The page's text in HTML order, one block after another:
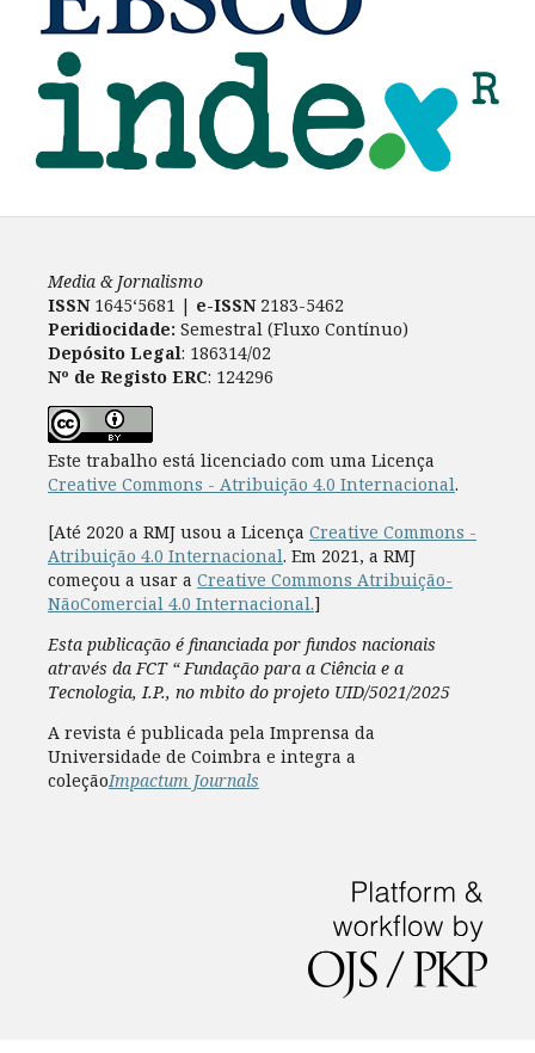
Media & Jornalismo
ISSN 1645‘5681 | e-ISSN2183-5462
Peridiocidade: Semestral (Fluxo Contínuo)
Depósito Legal: 186314/02
Nº de Registo ERC: 124296
Este trabalho está licenciado com uma Licença
Creative Commons - Atribuição 4.0 Internacional.
[Até 2020 a RMJ usou a Licença Creative Commons -
Atribuição 4.0 Internacional. Em 2021, a RMJ
começou a usar a Creative Commons Atribuição-
NãoComercial 4.0 Internacional.]
Esta publicação é financiada por fundos nacionais
através da FCT “ Fundação para a Ciência e a
Tecnologia, I.P., no mbito do projeto UID/5021/2025
A revista é publicada pela Imprensa da
Universidade de Coimbra e integra a
coleçãoImpactum Journals